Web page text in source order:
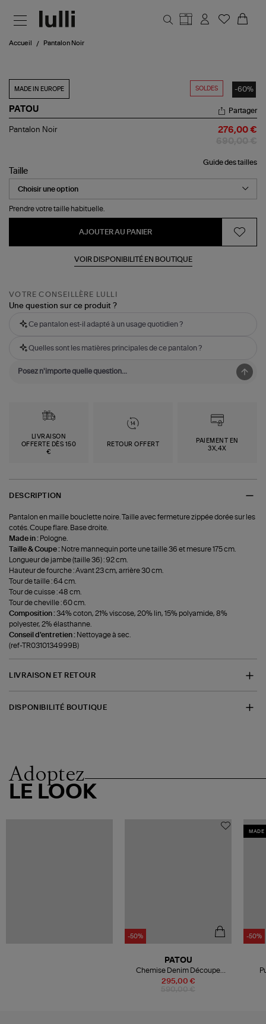
Accueil Pantalon Noir
SOLDES -60%
MADE IN EUROPE
PATOU
Pantalon
Partager
Pantalon Noir 276,00 €
Guide des tailles
Taille
Prendre votre taille habituelle.
AJOUTER AU PANIER
VOIR DISPONIBILITÉ EN BOUTIQUE
VOTRE CONSEILLÈRE LULLI
Une question sur ce produit ?
Ce pantalon est-il adapté à un usage quotidien ?
Quelles sont les matières principales de ce pantalon ?
LIVRAISON
OFFERTE DÈS 150
€
RETOUR OFFERT
PAIEMENT EN
3X,4X
DESCRIPTION
Pantalon en maille bouclette noire. Taille avec fermeture zippée dorée sur les
cotés. Coupe flare. Base droite.
Made in : Pologne.
Taille & Coupe : Notre mannequin porte une taille 36 et mesure 175 cm.
Longueur de jambe (taille 36) : 92 cm.
Hauteur de fourche : Avant 23 cm, arrière 30 cm.
Tour de taille : 64 cm.
Tour de cuisse : 48 cm.
Tour de cheville : 60 cm.
Composition :34% coton, 21% viscose, 20% lin, 15% polyamide, 8%
polyester, 2% élasthanne.
Conseil d'entretien : Nettoyage à sec.
(ref-TR0310134999B)
LIVRAISON ET RETOUR
DISPONIBILITÉ BOUTIQUE
Adoptez
LE LOOK
-50%
295,00 €
PATOU
Chemise Denim Découpe
Anthracite
MADE
-50%